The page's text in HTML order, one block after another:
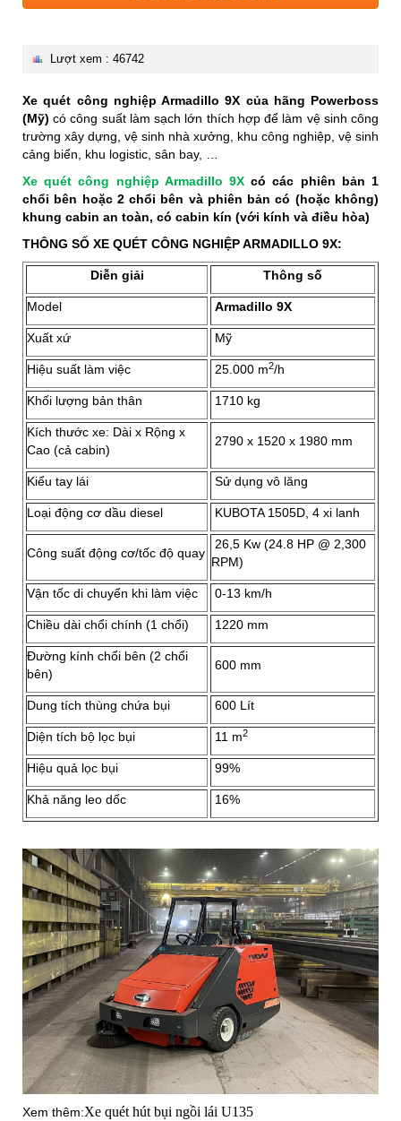
Lượt xem : 46742
Xe quét công nghiệp Armadillo 9X của hãng Powerboss
(Mỹ) có công suất làm sạch lớn thích hợp để làm vệ sinh công
trường xây dựng, vệ sinh nhà xưởng, khu công nghiệp, vệ sinh
cảng biển, khu logistic, sân bay, …
Xe quét công nghiệp Armadillo 9X có các phiên bản 1
chổi bên hoặc 2 chổi bên và phiên bản có (hoặc không)
khung cabin an toàn, có cabin kín (với kính và điều hòa)
THÔNG SỐ XE QUÉT CÔNG NGHIỆP ARMADILLO 9X:
Diễn giải Thông số
Model Armadillo 9X
Xuất xứ Mỹ
Hiệu suất làm việc 25.000 m2/h
Khối lượng bản thân 1710 kg
Kích thước xe: Dài x Rộng x
Cao (cả cabin)
2790 x 1520 x 1980 mm
Kiểu tay lái Sử dụng vô lăng
Loại động cơ dầu diesel KUBOTA 1505D, 4 xi lanh
Công suất động cơ/tốc độ quay
26,5 Kw (24.8 HP @ 2,300
RPM)
Vận tốc di chuyển khi làm việc 0-13 km/h
Chiều dài chổi chính (1 chổi) 1220 mm
Đường kính chổi bên (2 chổi
bên)
600 mm
Dung tích thùng chứa bụi 600 Lít
Diện tích bộ lọc bụi 11 m2
Hiệu quả lọc bụi 99%
Khả năng leo dốc 16%
Xem thêm:Xe quét hút bụi ngồi lái U135